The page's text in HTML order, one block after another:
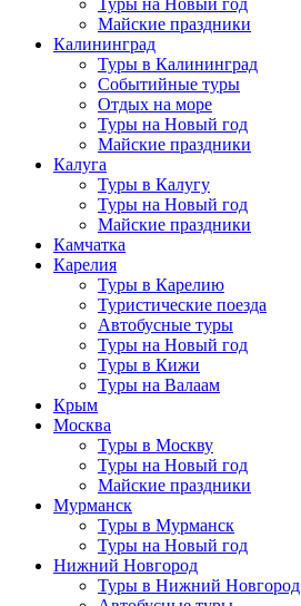
Майские праздники
Калининград
Туры в Калининград
Событийные туры
Отдых на море
Туры на Новый год
Майские праздники
Калуга
Туры в Калугу
Туры на Новый год
Майские праздники
Камчатка
Карелия
Туры в Карелию
Туристические поезда
Автобусные туры
Туры на Новый год
Туры в Кижи
Туры на Валаам
Крым
Москва
Туры в Москву
Туры на Новый год
Майские праздники
Мурманск
Туры в Мурманск
Туры на Новый год
Нижний Новгород
Туры в Нижний Новгород